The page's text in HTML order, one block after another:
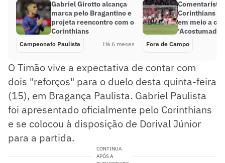
Gabriel Girotto alcança
marca pelo Bragantino e
projeta reencontro com o
Corinthians
Campeonato Paulista Há 6 meses
Comentarista
Corinthians e
em meio a
‘Acostumado’
Fora de Campo
O Timão vive a expectativa de contar com
dois "reforços" para o duelo desta quinta-feira
(15), em Bragança Paulista. Gabriel Paulista
foi apresentado oficialmente pelo Corinthians
e se colocou à disposição de Dorival Júnior
para a partida.
CONTINUA
APÓS A